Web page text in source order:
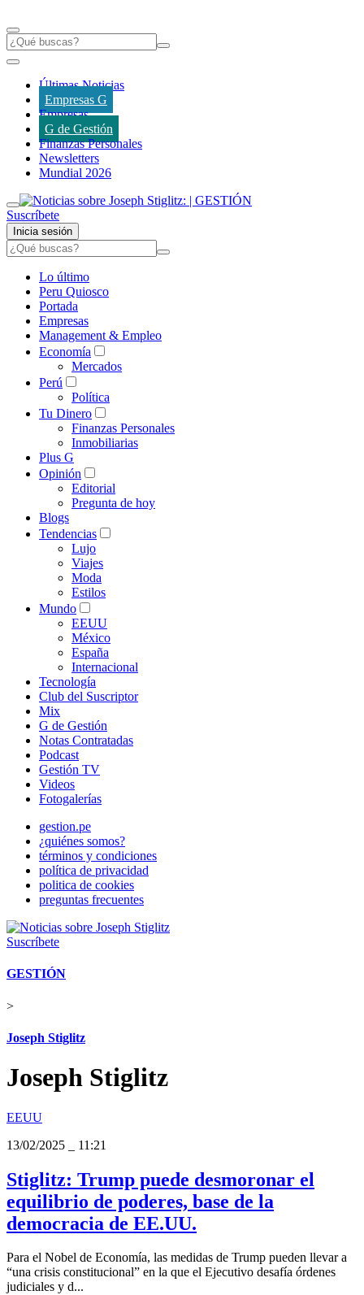
Últimas Noticias
Empresas G
Empresas
G de Gestión
Finanzas Personales
Newsletters
Mundial 2026
Suscríbete
Inicia sesión
Lo último
Peru Quiosco
Portada
Empresas
Management & Empleo
Economía
Mercados
Perú
Política
Tu Dinero
Finanzas Personales
Inmobiliarias
Plus G
Opinión
Editorial
Pregunta de hoy
Blogs
Tendencias
Lujo
Viajes
Moda
Estilos
Mundo
EEUU
México
España
Internacional
Tecnología
Club del Suscriptor
Mix
G de Gestión
Notas Contratadas
Podcast
Gestión TV
Videos
Fotogalerías
gestion.pe
¿quiénes somos?
términos y condiciones
política de privacidad
politica de cookies
preguntas frecuentes
Suscríbete
GESTIÓN
>
Joseph Stiglitz
Joseph Stiglitz
EEUU
13/02/2025
11:21
Stiglitz: Trump puede desmoronar el
equilibrio de poderes, base de la
democracia de EE.UU.
Para el Nobel de Economía, las medidas de Trump pueden llevar a
“una crisis constitucional” en la que el Ejecutivo desafía órdenes
judiciales y d...